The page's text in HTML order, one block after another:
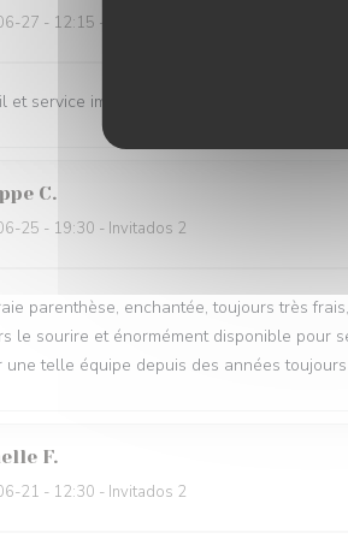
27 - 12:15 - Invitados 8
et service impeccable. Environnement
C
25 - 19:30 - Invitados 2
parenthèse, enchantée, toujours très
le sourire et énormément disponible pour
une telle équipe depuis des années
F
21 - 12:30 - Invitados 2